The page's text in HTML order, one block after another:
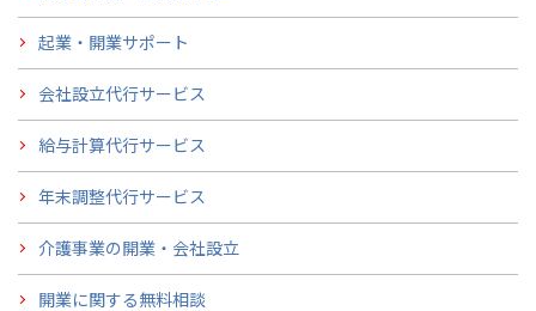
起業・開業サポート
会社設立代行サービス
給与計算代行サービス
年末調整代行サービス
介護事業の開業・会社設立
開業に関する無料相談